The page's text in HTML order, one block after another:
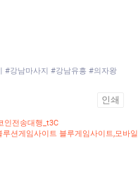
#강남마사지 #강남유흥 #의자왕
인쇄
인전송대행_t3C
션게임사이트 블루게임사이트,모바